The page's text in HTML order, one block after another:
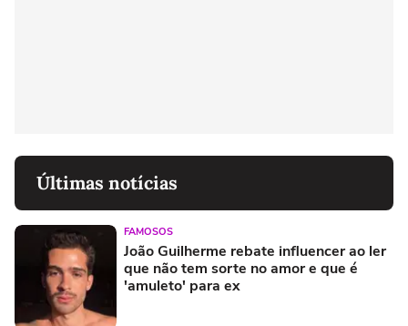
Últimas notícias
FAMOSOS
João Guilherme rebate influencer ao ler
que não tem sorte no amor e que é
'amuleto' para ex